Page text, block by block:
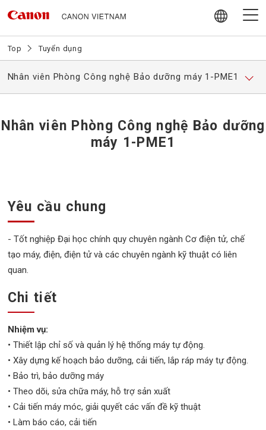
Giới thiệu về Canon Vietnam
Video
Hoạt động trách nhiệm Xã hội
Tuyển dụng
Liên hệ
Top Tuyển dụng
Nhân viên Phòng Công nghệ Bảo dưỡng máy 1-PME1
Nhân viên Phòng Công nghệ Bảo dưỡng
máy 1-PME1
Yêu cầu chung
- Tốt nghiệp Đại học chính quy chuyên ngành Cơ điện tử, chế
tạo máy, điện, điện tử và các chuyên ngành kỹ thuật có liên
quan.
Chi tiết
Nhiệm vụ:
• Thiết lập chỉ số và quản lý hệ thống máy tự động.
• Xây dựng kế hoạch bảo dưỡng, cải tiến, lắp ráp máy tự động.
• Bảo trì, bảo dưỡng máy
• Theo dõi, sửa chữa máy, hỗ trợ sản xuất
• Cải tiến máy móc, giải quyết các vấn đề kỹ thuật
• Làm báo cáo, cải tiến